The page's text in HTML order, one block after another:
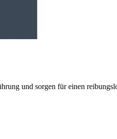
und sorgen für einen